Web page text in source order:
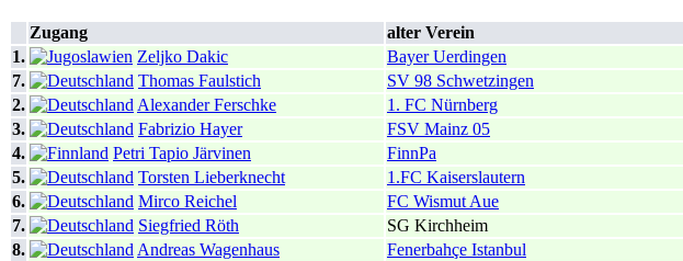
Zugang alter Verein
1.
Zeljko Dakic Bayer Uerdingen
7.
Thomas Faulstich SV 98 Schwetzingen
2.
Alexander Ferschke 1. FC Nürnberg
3.
Fabrizio Hayer FSV Mainz 05
4.
Petri Tapio Järvinen FinnPa
5.
Torsten Lieberknecht 1.FC Kaiserslautern
6.
Mirco Reichel FC Wismut Aue
7.
Siegfried Röth SG Kirchheim
8.
Andreas Wagenhaus Fenerbahçe Istanbul